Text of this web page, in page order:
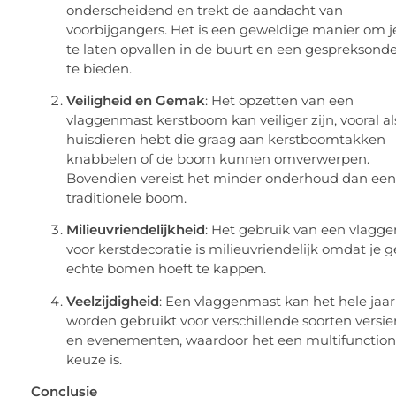
onderscheidend en trekt de aandacht van
voorbijgangers. Het is een geweldige manier om
te laten opvallen in de buurt en een
te bieden.
Veiligheid en Gemak: Het opzetten van een
vlaggenmast kerstboom kan veiliger zijn, vooral
huisdieren hebt die graag aan kerstboomtakken
knabbelen of de boom kunnen omverwerpen.
Bovendien vereist het minder onderhoud dan een
traditionele boom.
Milieuvriendelijkheid: Het gebruik van een
voor kerstdecoratie is milieuvriendelijk omdat je
echte bomen hoeft te kappen.
Veelzijdigheid: Een vlaggenmast kan het hele
worden gebruikt voor verschillende soorten
en evenementen, waardoor het een
keuze is.
Conclusie